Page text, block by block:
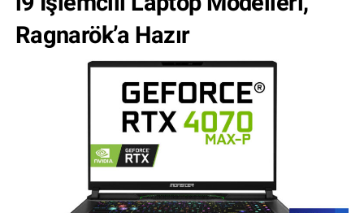
Ragnarök’a Hazır